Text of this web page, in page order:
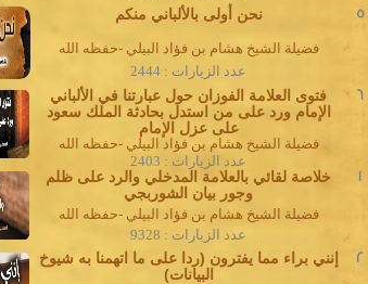
نحن أولى بالألباني منكم 5
فضيلة الشيخ هشام بن فؤاد البيلي -حفظه الله
عدد الزيارات : 2444
فتوى العلامة الفوزان حول عبارتنا في الألباني
الإمام ورد على من استدل بحادثة الملك سعود
على عزل الإمام
6
فضيلة الشيخ هشام بن فؤاد البيلي -حفظه الله
عدد الزيارات : 2403
خلاصة لقائي بالعلامة المدخلي والرد على ظلم
وجور بيان الشوربجي
1
فضيلة الشيخ هشام بن فؤاد البيلي -حفظه الله
عدد الزيارات : 9328
إنني براء مما يفترون (ردا على ما اتهمنا به شيوخ
البيانات)
2